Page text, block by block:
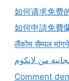
如何请求免费
如何申請免費
लैंकोम सैम्पल
من لانكوم
Comment